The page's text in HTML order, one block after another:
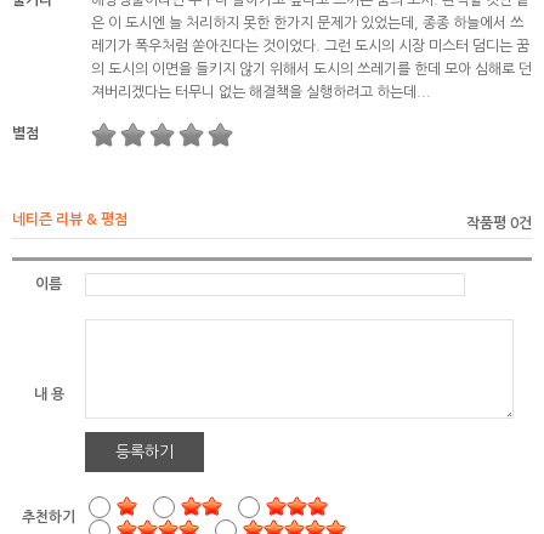
은 이 도시엔 늘 처리하지 못한 한가지 문제가 있었는데, 종종 하늘에서 쓰
레기가 폭우처럼 쏟아진다는 것이었다. 그런 도시의 시장 미스터 덤디는 꿈
의 도시의 이면을 들키지 않기 위해서 도시의 쓰레기를 한데 모아 심해로 던
져버리겠다는 터무니 없는 해결책을 실행하려고 하는데...
별점
네티즌 리뷰 & 평점 작품평 0건
이름
내 용
등록하기
추천하기